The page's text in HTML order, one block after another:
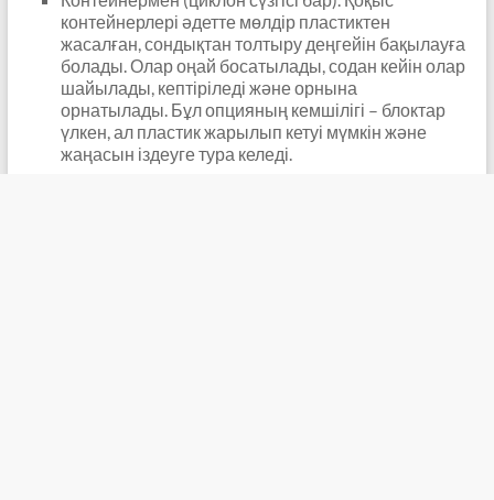
контейнерлері әдетте мөлдір пластиктен
жасалған, сондықтан толтыру деңгейін бақылауға
болады. Олар оңай босатылады, содан кейін олар
шайылады, кептіріледі және орнына
орнатылады. Бұл опцияның кемшілігі – блоктар
үлкен, ал пластик жарылып кетуі мүмкін және
жаңасын іздеуге тура келеді.